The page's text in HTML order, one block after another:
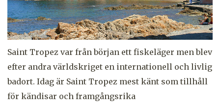
Saint Tropez var från början ett fiskeläger men blev
efter andra världskriget en internationell och livlig
badort. Idag är Saint Tropez mest känt som tillhåll
för kändisar och framgångsrika